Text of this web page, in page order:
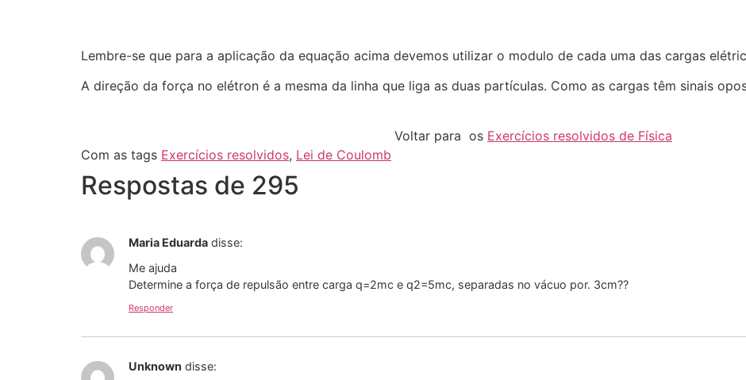
Lembre-se que para a aplicação da equação acima devemos utilizar o modulo de cada uma das cargas
A direção da força no elétron é a mesma da linha que liga as duas partículas. Como as cargas têm sinais
Voltar para os Exercícios resolvidos de Física
Com as tags Exercícios resolvidos, Lei de Coulomb
Respostas de 295
Maria Eduarda disse:
Me ajuda
Determine a força de repulsão entre carga q=2mc e q2=5mc, separadas no vácuo por. 3cm??
Responder
Unknown disse: